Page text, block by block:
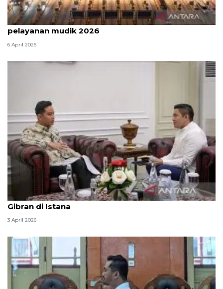
Survei: 88,8 persen responden puas dengan
pelayanan mudik 2026
6 April 2026
Seskab Teddy silaturahmi Idul Fitri ke Wapres
Gibran di Istana
3 April 2026